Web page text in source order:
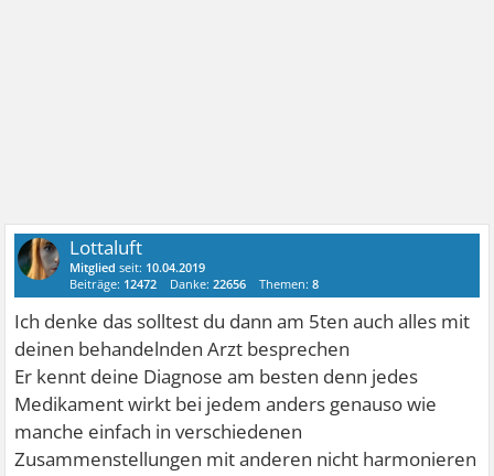
Lottaluft
Mitglied seit: 10.04.2019
Beiträge: 12472 Danke:22656 Themen:8
Ich denke das solltest du dann am 5ten auch alles mit
deinen behandelnden Arzt besprechen
Er kennt deine Diagnose am besten denn jedes
Medikament wirkt bei jedem anders genauso wie
manche einfach in verschiedenen
Zusammenstellungen mit anderen nicht harmonieren